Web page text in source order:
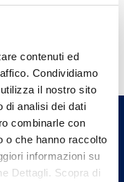
contenuti ed
Condividiamo
il nostro sito
di analisi dei dati
combinarle con
o che hanno raccolto
informazioni su
Dettagli. Scopra di
te e parla con